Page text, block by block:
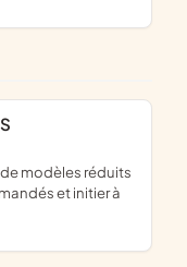
et initier à